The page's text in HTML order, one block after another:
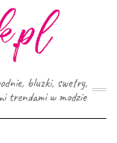
bluzki, swetry,
trendami w modzie